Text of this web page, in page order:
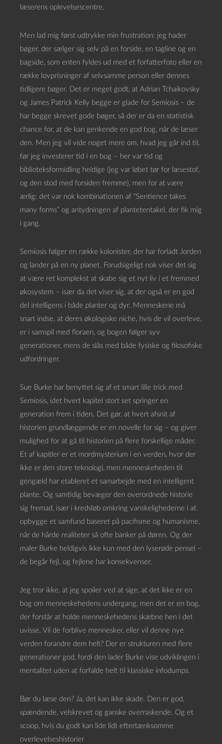
læserens oplevelsescentre.
Men lad mig først udtrykke min frustration: jeg hader
bøger, der sælger sig selv på en forside, en tagline og en
bagside, som enten fyldes ud med et forfatterfoto eller en
række lovprisninger af selvsamme person eller dennes
tidligere bøger. Det er meget godt, at Adrian Tchaikovsky
og James Patrick Kelly begge er glade for Semiosis – de
har begge skrevet gode bøger, så der er da en statistisk
chance for, at de kan genkende en god bog, når de læser
den. Men jeg vil vide noget mere om, hvad jeg går ind til,
før jeg investerer tid i en bog – her var tid og
biblioteksformidling heldige (jeg var løbet tør for læsestof,
og den stod med forsiden fremme), men for at være
ærlig: det var nok kombinationen af “Sentience takes
many forms” og antydningen af plantetentakel, der fik mig
i gang.
Semiosis følger en række kolonister, der har forladt Jorden
og lander på en ny planet. Forudsigeligt nok viser det sig
at være ret komplekst at skabe sig et nyt liv i et fremmed
økosystem – især da det viser sig, at der også er en god
del intelligens i både planter og dyr. Menneskene må
snart indse, at deres økologiske niche, hvis de vil overleve,
er i samspil med floraen, og bogen følger syv
generationer, mens de slås med både fysiske og filosofiske
udfordringer.
Sue Burke har benyttet sig af et smart lille trick med
Semiosis, idet hvert kapitel stort set springer en
generation frem i tiden. Det gør, at hvert afsnit af
historien grundlæggende er en novelle for sig – og giver
mulighed for at gå til historien på flere forskellige måder.
Et af kapitler er et mordmysterium i en verden, hvor der
ikke er den store teknologi, men menneskeheden til
gengæld har etableret et samarbejde med en intelligent
plante. Og samtidig bevæger den overordnede historie
sig fremad, især i kredsløb omkring vanskelighederne i at
opbygge et samfund baseret på pacifisme og humanisme,
når de hårde realiteter så ofte banker på døren. Og der
maler Burke heldigvis ikke kun med den lyserøde pensel –
de begår fejl, og fejlene har konsekvenser.
Jeg tror ikke, at jeg spoiler ved at sige, at det ikke er en
bog om menneskehedens undergang, men det er en bog,
der forstår at holde menneskehedens skæbne hen i det
uvisse. Vil de forblive mennesker, eller vil denne nye
verden forandre dem helt? Der er strukturen med flere
generationer god, fordi den lader Burke vise udviklingen i
mentalitet uden at forfalde helt til klassiske infodumps.
Bør du læse den? Ja, det kan ikke skade. Den er god,
spændende, velskrevet og ganske overraskende. Og et
scoop, hvis du godt kan lide lidt eftertænksomme
overlevelseshistorier